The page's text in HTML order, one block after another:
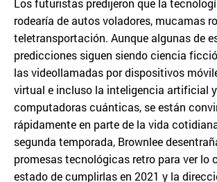
Los futuristas predijeron que la
rodearía de autos voladores, mucamas
teletransportación. Aunque algunas de
predicciones siguen siendo ciencia
las videollamadas por dispositivos
virtual e incluso la inteligencia artificial
computadoras cuánticas, se están
rápidamente en parte de la vida
segunda temporada, Brownlee
promesas tecnológicas retro para ver lo
estado de cumplirlas en 2021 y la